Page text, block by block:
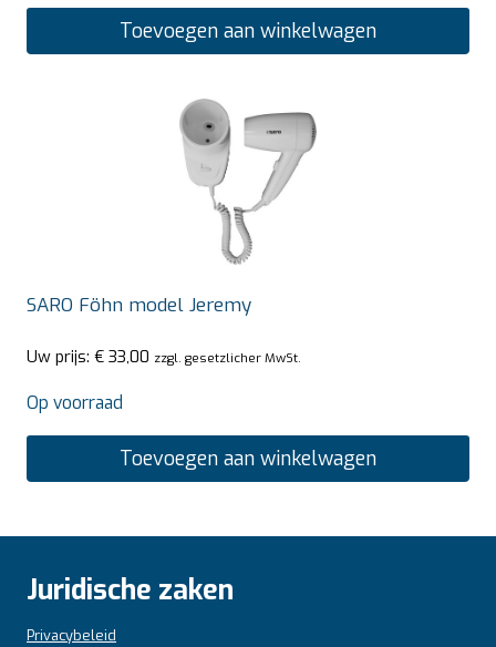
Toevoegen aan winkelwagen
SARO Föhn model Jeremy
Uw prijs: € 33,00 zzgl. gesetzlicher MwSt.
Op voorraad
Toevoegen aan winkelwagen
Juridische zaken
Privacybeleid